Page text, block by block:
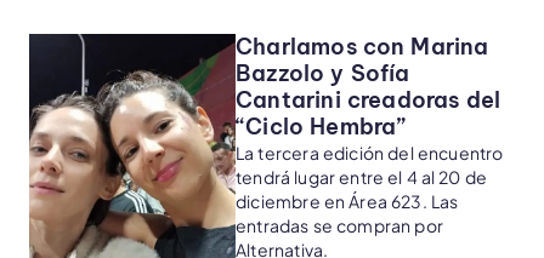
Charlamos con Marina
Bazzolo y Sofía
Cantarini creadoras del
“Ciclo Hembra”
La tercera edición del encuentro
tendrá lugar entre el 4 al 20 de
diciembre en Área 623. Las
entradas se compran por
Alternativa.